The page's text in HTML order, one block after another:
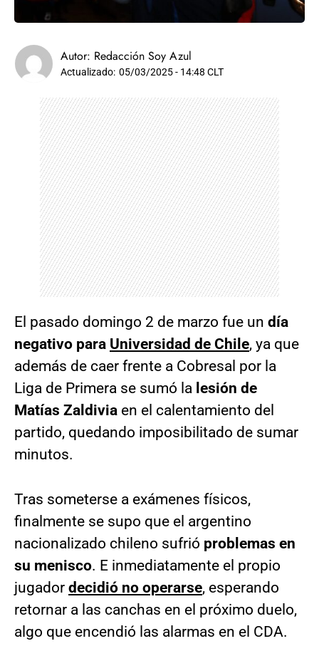
Autor: Redacción Soy Azul
Actualizado: 05/03/2025 - 14:48 CLT
El pasado domingo 2 de marzo fue un día
negativo para Universidad de Chile, ya que
además de caer frente a Cobresal por la
Liga de Primera se sumó la lesión de
Matías Zaldivia en el calentamiento del
partido, quedando imposibilitado de sumar
minutos.
Tras someterse a exámenes físicos,
finalmente se supo que el argentino
nacionalizado chileno sufrió problemas en
su menisco. E inmediatamente el propio
jugador decidió no operarse, esperando
retornar a las canchas en el próximo duelo,
algo que encendió las alarmas en el CDA.